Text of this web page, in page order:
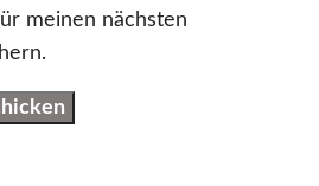
meinen nächsten